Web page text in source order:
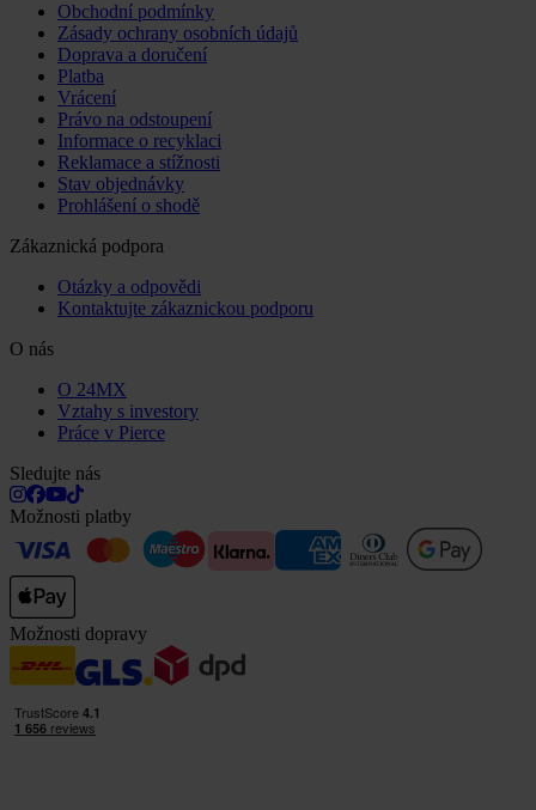
Obchodní podmínky
Zásady ochrany osobních údajů
Doprava a doručení
Platba
Vrácení
Právo na odstoupení
Informace o recyklaci
Reklamace a stížnosti
Stav objednávky
Prohlášení o shodě
Zákaznická podpora
Otázky a odpovědi
Kontaktujte zákaznickou podporu
O nás
O 24MX
Vztahy s investory
Práce v Pierce
Sledujte nás
Možnosti platby
Možnosti dopravy